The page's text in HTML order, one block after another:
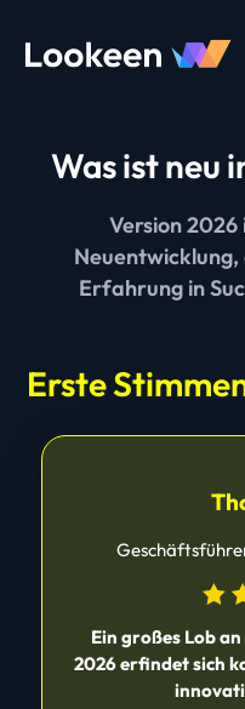
Was ist neu
Version
Erfahrung in
Erste
Ein großes Lob
2026 erfindet sich